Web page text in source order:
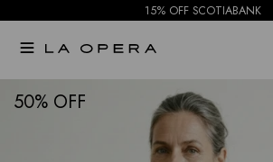
15% OFF SCOTIABANK

50 NOTIFICARME